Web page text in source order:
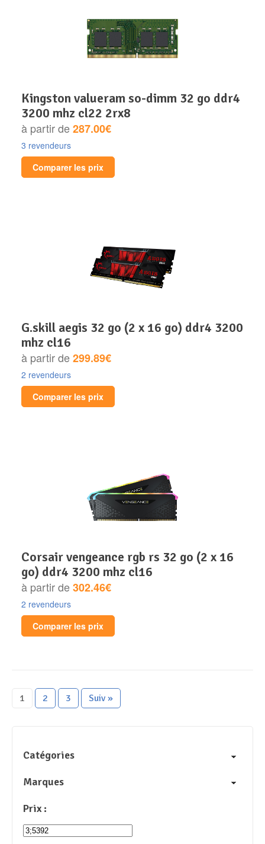
kingston valueram so-dimm 32 go ddr4
3200 mhz cl22 2rx8
à partir de287.00€
3 revendeurs
Comparer les prix
g.skill aegis 32 go (2 x 16 go) ddr4 3200
mhz cl16
à partir de299.89€
2 revendeurs
Comparer les prix
corsair vengeance rgb rs 32 go (2 x 16
go) ddr4 3200 mhz cl16
à partir de302.46€
2 revendeurs
Comparer les prix
1 2 3 Suiv »
Catégories
Marques
Prix :